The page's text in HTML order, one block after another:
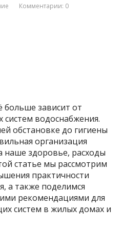
Комментарии: 0
больше зависит от
водоснабжения.
обстановке до гигиены
организация
наше здоровье, расходы
статье мы рассмотрим
практичности
а также поделимся
рекомендациями для
систем в жилых домах и